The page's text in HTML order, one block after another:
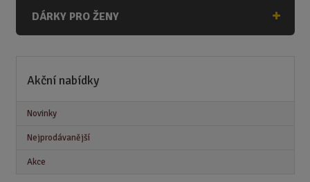
DÁRKY PRO ŽENY
Akční nabídky
Novinky
Nejprodávanější
Akce